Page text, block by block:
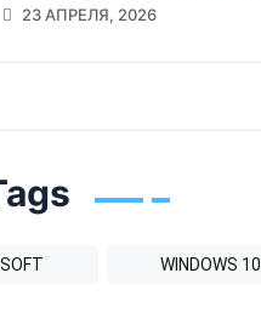
23 АПРЕЛЯ, 2026
WINDOWS 10